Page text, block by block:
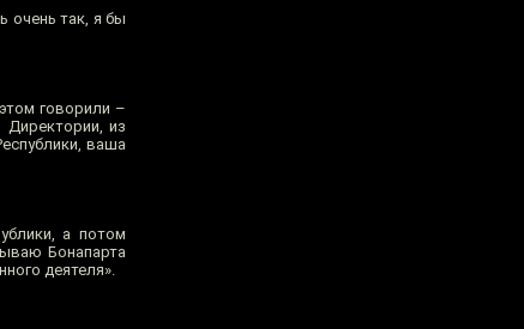
очень так, я бы
говорили –
из
ваша
а потом
Бонапарта
деятеля».